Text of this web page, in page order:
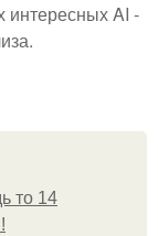
интересных AI -
то 14